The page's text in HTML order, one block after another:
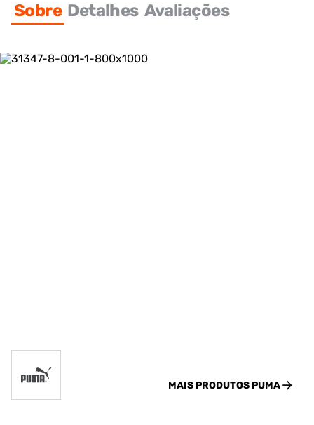
Sobre Detalhes Avaliações
MAIS PRODUTOS PUMA